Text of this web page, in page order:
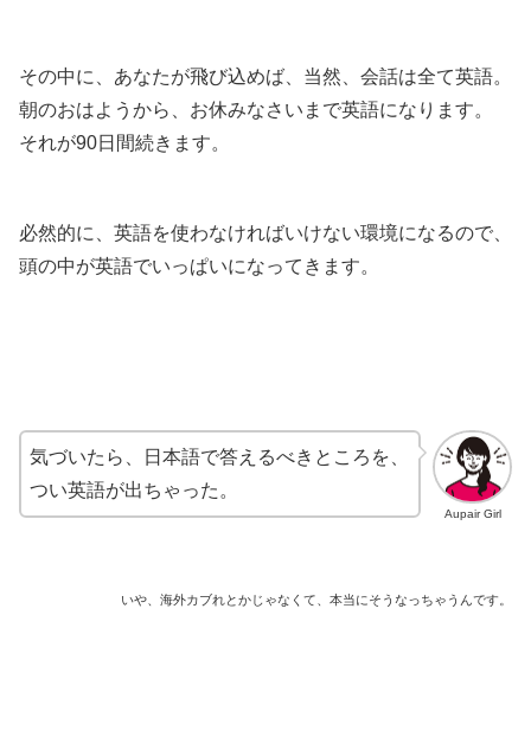
その中に、あなたが飛び込めば、当然、会話は全て英語。
朝のおはようから、お休みなさいまで英語になります。
それが90日間続きます。
必然的に、英語を使わなければいけない環境になるので、
頭の中が英語でいっぱいになってきます。
Aupair Girl
気づいたら、日本語で答えるべきところを、
つい英語が出ちゃった。
いや、海外カブれとかじゃなくて、本当にそうなっちゃうんです。